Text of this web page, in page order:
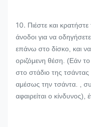
10. Πιέστε και
άνοδοι για να
επάνω στο δίσκο, και
οριζόμενη θέση. (Εάν
στο στάδιο της
αμέσως την τσάντα. ,
αφαιρείται ο κίνδυνος),